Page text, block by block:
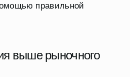
правильной
выше рыночного